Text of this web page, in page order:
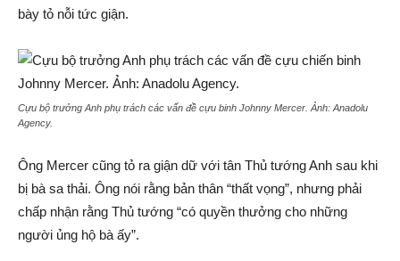
bày tỏ nỗi tức giận.
Cựu bộ trưởng Anh phụ trách các vấn đề cựu binh Johnny Mercer. Ảnh: Anadolu
Agency.
Ông Mercer cũng tỏ ra giận dữ với tân Thủ tướng Anh sau khi
bị bà sa thải. Ông nói rằng bản thân “thất vọng”, nhưng phải
chấp nhận rằng Thủ tướng “có quyền thưởng cho những
người ủng hộ bà ấy”.